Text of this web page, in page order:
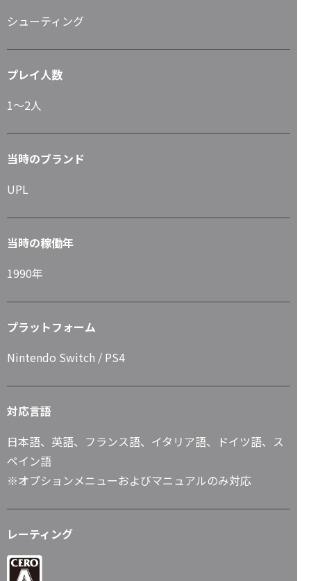
シューティング
プレイ人数
1～2人
当時のブランド
UPL
当時の稼働年
1990年
プラットフォーム
Nintendo Switch / PS4
対応言語
日本語、英語、フランス語、イタリア語、ドイツ語、ス
ペイン語
※オプションメニューおよびマニュアルのみ対応
レーティング